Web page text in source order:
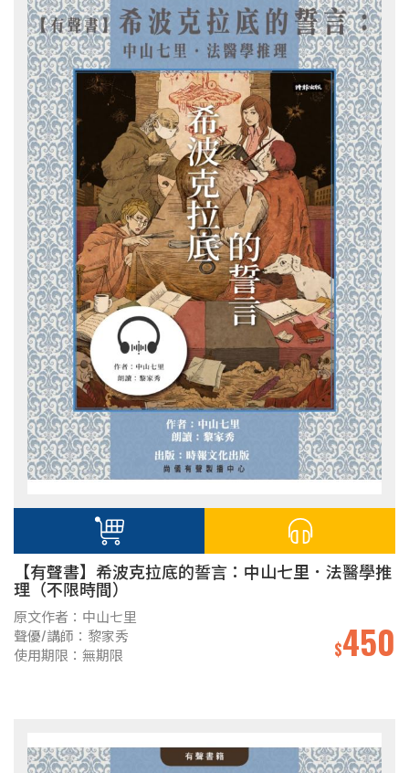
【有聲書】希波克拉底的誓言：中山七里．法醫學推
理（不限時間）
原文作者：中山七里
聲優/講師：黎家秀
使用期限：無期限
$450